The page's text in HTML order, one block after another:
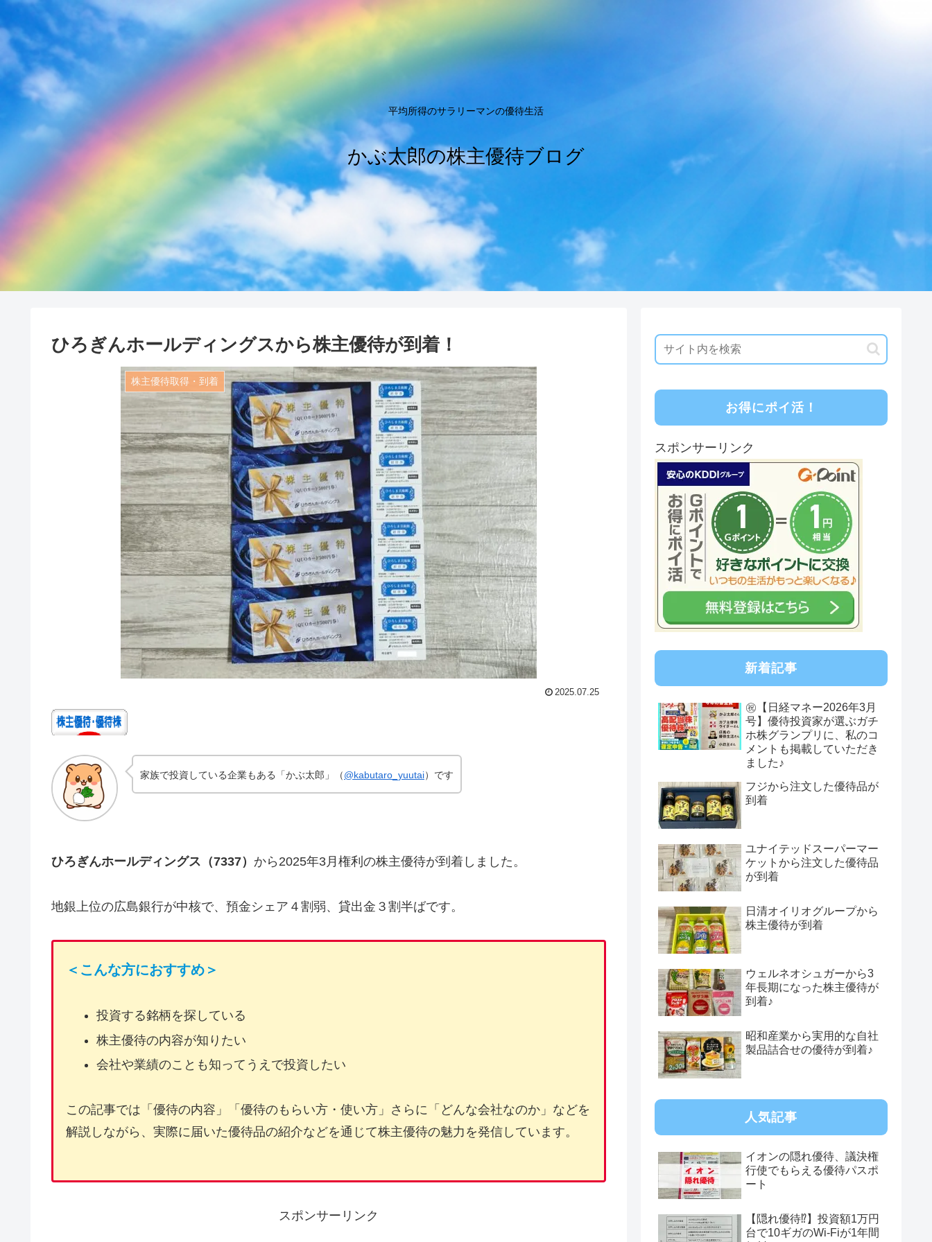
平均所得のサラリーマンの優待生活
かぶ太郎の株主優待ブログ
ひろぎんホールディングスから株主優待が到着！
株主優待取得・到着
2025.07.25
家族で投資している企業もある「かぶ太郎」（@kabutaro_yuutai）です
ひろぎんホールディングス（7337） から2025年3月権利の株主優待が到着しました。
地銀上位の広島銀行が中核で、預金シェア４割弱、貸出金３割半ばです。
＜こんな方におすすめ＞
投資する銘柄を探している
株主優待の内容が知りたい
会社や業績のことも知ってうえで投資したい
この記事では「優待の内容」「優待のもらい方・使い方」さらに「どんな会社なのか」などを
解説しながら、実際に届いた優待品の紹介などを通じて株主優待の魅力を発信しています。
スポンサーリンク
お得にポイ活！
スポンサーリンク
新着記事
㊗【日経マネー2026年3月
号】優待投資家が選ぶガチ
ホ株グランプリに、私のコ
メントも掲載していただき
ました♪
フジから注文した優待品が
到着
ユナイテッドスーパーマー
ケットから注文した優待品
が到着
日清オイリオグループから
株主優待が到着
ウェルネオシュガーから3
年長期になった株主優待が
到着♪
昭和産業から実用的な自社
製品詰合せの優待が到着♪
人気記事
イオンの隠れ優待、議決権
行使でもらえる優待パスポ
ート
【隠れ優待⁉︎】投資額1万円
台で10ギガのWi-Fiが1年間